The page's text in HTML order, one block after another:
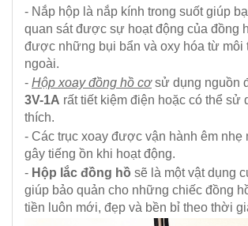
- Nắp hộp là nắp kính trong suốt giúp
quan sát được sự hoạt động của đồng
được những bụi bẩn và oxy hóa từ môi
ngoài.
- Hộp xoay đồng hồ cơsử dụng nguồn
3V-1A rất tiết kiệm điện hoặc có thể sử
thích.
- Các trục xoay được vận hành êm nhẹ
gây tiếng ồn khi hoạt động.
- Hộp lắc đồng hồ sẽ là một vật dụng
giúp bảo quản cho những chiếc đồng
tiền luôn mới, đẹp và bền bỉ theo thời